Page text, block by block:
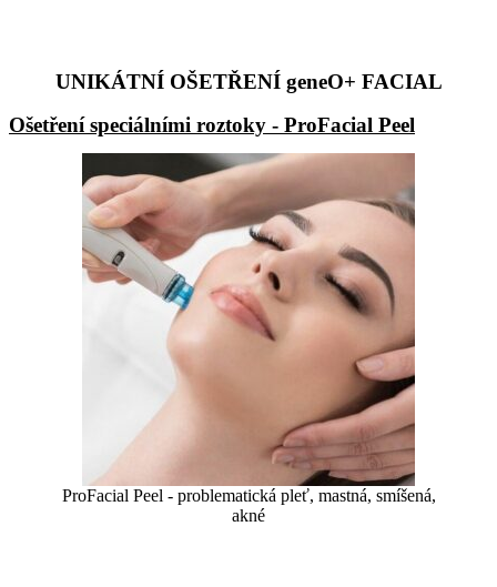
UNIKÁTNÍ OŠETŘENÍ geneO+ FACIAL
Ošetření speciálními roztoky - ProFacial Peel
ProFacial Peel - problematická pleť, mastná, smíšená,
akné